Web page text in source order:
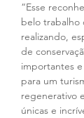
“Esse
belo trabalho
realizando,
de
importantes
para um
regenerativo
únicas e